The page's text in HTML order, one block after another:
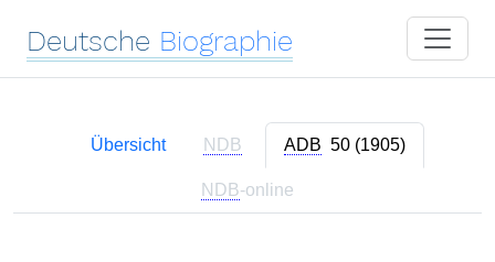
Deutsche Biographie
Übersicht NDB ADB 50 (1905)
NDB-online